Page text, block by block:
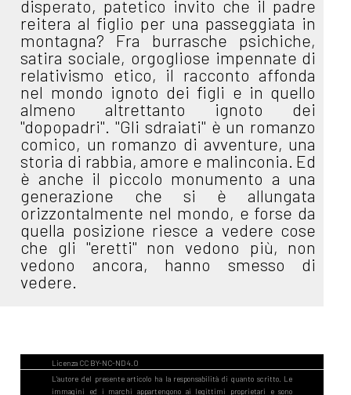
disperato, patetico invito che il padre
reitera al figlio per una passeggiata in
montagna? Fra burrasche psichiche,
satira sociale, orgogliose impennate di
relativismo etico, il racconto affonda
nel mondo ignoto dei figli e in quello
almeno altrettanto ignoto dei
"dopopadri". "Gli sdraiati" è un romanzo
comico, un romanzo di avventure, una
storia di rabbia, amore e malinconia. Ed
è anche il piccolo monumento a una
generazione che si è allungata
orizzontalmente nel mondo, e forse da
quella posizione riesce a vedere cose
che gli "eretti" non vedono più, non
vedono ancora, hanno smesso di
vedere.